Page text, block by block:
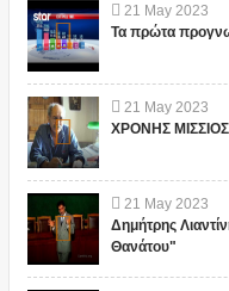
21 May 2023
Τα πρώτα
21 May 2023
ΧΡΟΝΗΣ
21 May 2023
Δημήτρης
Θανάτου"